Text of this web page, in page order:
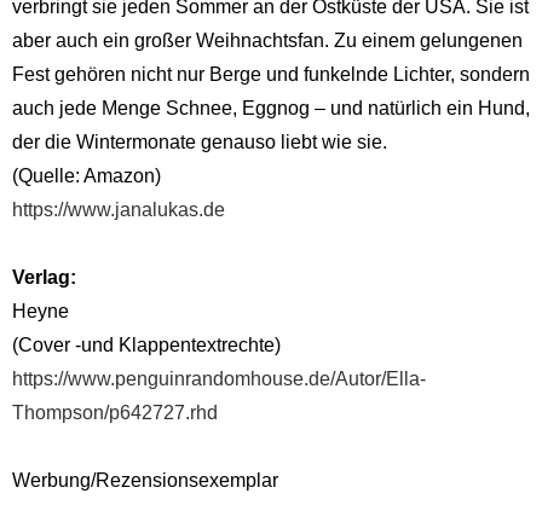
verbringt sie jeden Sommer an der Ostküste der USA. Sie ist
aber auch ein großer Weihnachtsfan. Zu einem gelungenen
Fest gehören nicht nur Berge und funkelnde Lichter, sondern
auch jede Menge Schnee, Eggnog – und natürlich ein Hund,
der die Wintermonate genauso liebt wie sie.
(Quelle: Amazon)
https://www.janalukas.de
Verlag:
Heyne
(Cover -und Klappentextrechte)
https://www.penguinrandomhouse.de/Autor/Ella-
Thompson/p642727.rhd
Werbung/Rezensionsexemplar